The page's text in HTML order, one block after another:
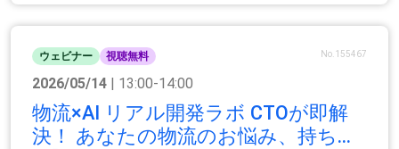
ウェビナー 視聴無料 No.155467
2026/05/14 | 13:00-14:00
物流×AI リアル開発ラボ CTOが即解
決！ あなたの物流のお悩み、持ち...